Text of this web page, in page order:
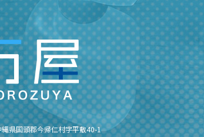
県国頭郡今帰仁村字平敷40-1